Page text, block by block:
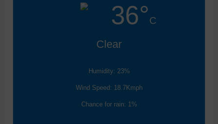
36°C
Clear
Humidity: 23%
Wind Speed: 18.7Kmph
Chance for rain: 1%